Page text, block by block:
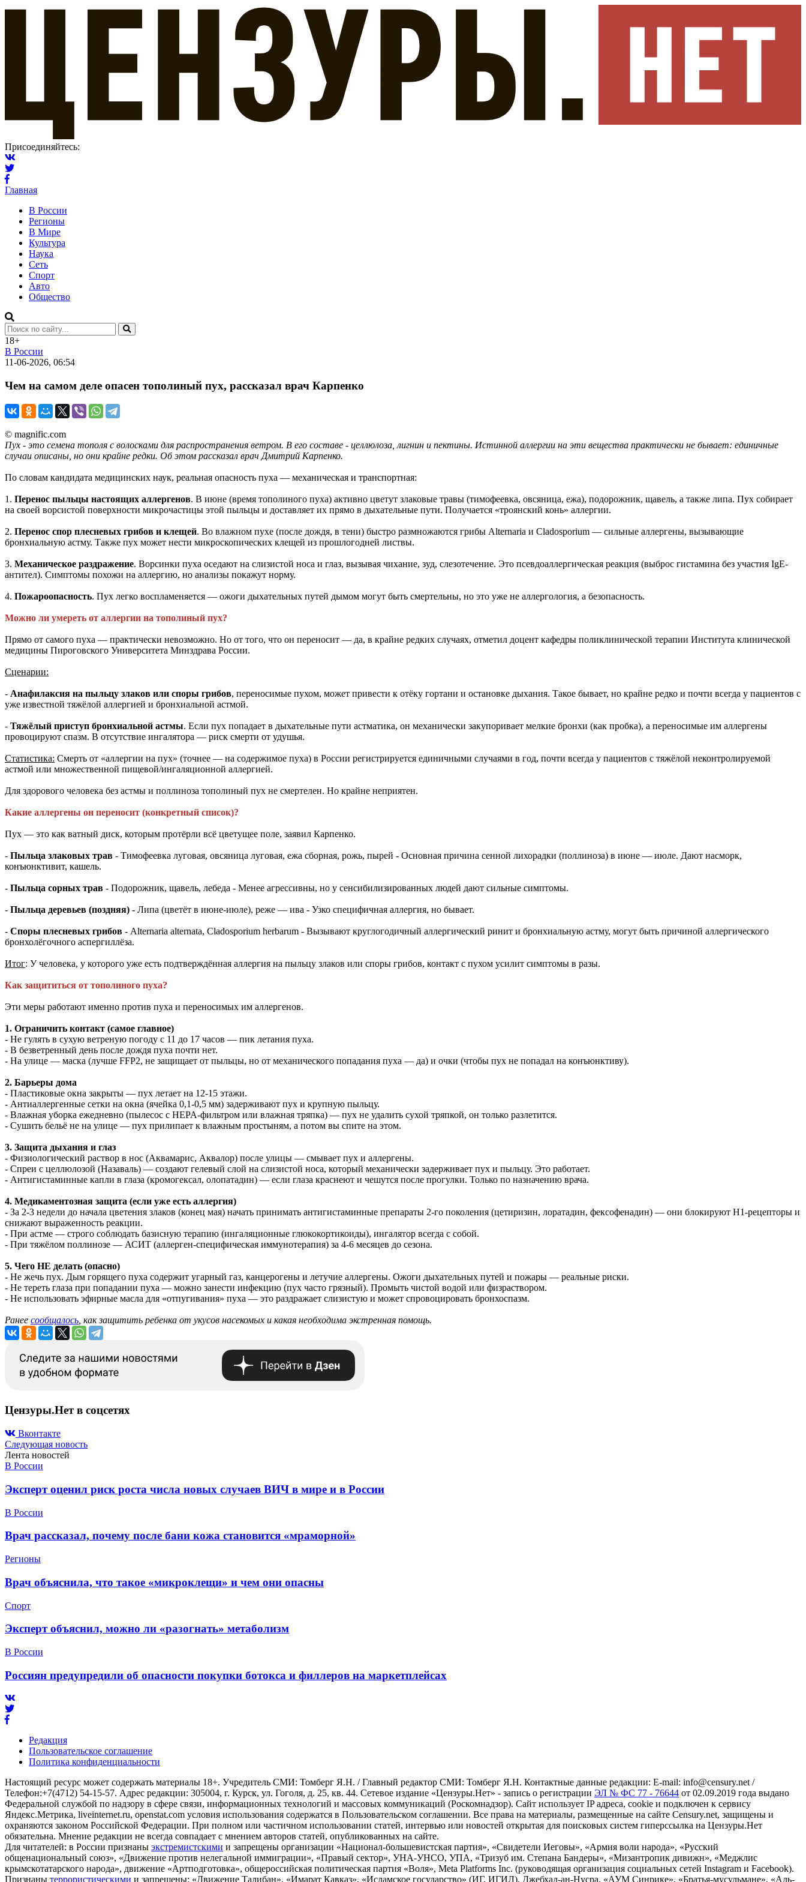
Присоединяйтесь:
Главная
В России
Регионы
В Мире
Культура
Наука
Сеть
Спорт
Авто
Общество
18+
В России
11-06-2026, 06:54
Чем на самом деле опасен тополиный пух, рассказал врач Карпенко
© magnific.com
Пух - это семена тополя с волосками для распространения ветром. В его составе - целлюлоза, лигнин и пектины. Истинной аллергии на эти вещества практически не бывает: единичные
случаи описаны, но они крайне редки. Об этом рассказал врач Дмитрий Карпенко.
По словам кандидата медицинских наук, реальная опасность пуха — механическая и транспортная:
1. Перенос пыльцы настоящих аллергенов. В июне (время тополиного пуха) активно цветут злаковые травы (тимофеевка, овсяница, ежа), подорожник, щавель, а также липа. Пух собирает
на своей ворсистой поверхности микрочастицы этой пыльцы и доставляет их прямо в дыхательные пути. Получается «троянский конь» аллергии.
2. Перенос спор плесневых грибов и клещей. Во влажном пухе (после дождя, в тени) быстро размножаются грибы Alternaria и Cladosporium — сильные аллергены, вызывающие
бронхиальную астму. Также пух может нести микроскопических клещей из прошлогодней листвы.
3. Механическое раздражение. Ворсинки пуха оседают на слизистой носа и глаз, вызывая чихание, зуд, слезотечение. Это псевдоаллергическая реакция (выброс гистамина без участия IgE-
антител). Симптомы похожи на аллергию, но анализы покажут норму.
4. Пожароопасность. Пух легко воспламеняется — ожоги дыхательных путей дымом могут быть смертельны, но это уже не аллергология, а безопасность.
Можно ли умереть от аллергии на тополиный пух?
Прямо от самого пуха — практически невозможно. Но от того, что он переносит — да, в крайне редких случаях, отметил доцент кафедры поликлинической терапии Института клинической
медицины Пироговского Университета Минздрава России.
Сценарии:
- Анафилаксия на пыльцу злаков или споры грибов, переносимые пухом, может привести к отёку гортани и остановке дыхания. Такое бывает, но крайне редко и почти всегда у пациентов с
уже известной тяжёлой аллергией и бронхиальной астмой.
- Тяжёлый приступ бронхиальной астмы. Если пух попадает в дыхательные пути астматика, он механически закупоривает мелкие бронхи (как пробка), а переносимые им аллергены
провоцируют спазм. В отсутствие ингалятора — риск смерти от удушья.
Статистика: Смерть от «аллергии на пух» (точнее — на содержимое пуха) в России регистрируется единичными случаями в год, почти всегда у пациентов с тяжёлой неконтролируемой
астмой или множественной пищевой/ингаляционной аллергией.
Для здорового человека без астмы и поллиноза тополиный пух не смертелен. Но крайне неприятен.
Какие аллергены он переносит (конкретный список)?
Пух — это как ватный диск, которым протёрли всё цветущее поле, заявил Карпенко.
- Пыльца злаковых трав - Тимофеевка луговая, овсяница луговая, ежа сборная, рожь, пырей - Основная причина сенной лихорадки (поллиноза) в июне — июле. Дают насморк,
конъюнктивит, кашель.
- Пыльца сорных трав - Подорожник, щавель, лебеда - Менее агрессивны, но у сенсибилизированных людей дают сильные симптомы.
- Пыльца деревьев (поздняя) - Липа (цветёт в июне-июле), реже — ива - Узко специфичная аллергия, но бывает.
- Споры плесневых грибов - Alternaria alternata, Cladosporium herbarum - Вызывают круглогодичный аллергический ринит и бронхиальную астму, могут быть причиной аллергического
бронхолёгочного аспергиллёза.
Итог: У человека, у которого уже есть подтверждённая аллергия на пыльцу злаков или споры грибов, контакт с пухом усилит симптомы в разы.
Как защититься от тополиного пуха?
Эти меры работают именно против пуха и переносимых им аллергенов.
1. Ограничить контакт (самое главное)
- Не гулять в сухую ветреную погоду с 11 до 17 часов — пик летания пуха.
- В безветренный день после дождя пуха почти нет.
- На улице — маска (лучше FFP2, не защищает от пыльцы, но от механического попадания пуха — да) и очки (чтобы пух не попадал на конъюнктиву).
2. Барьеры дома
- Пластиковые окна закрыты — пух летает на 12-15 этажи.
- Антиаллергенные сетки на окна (ячейка 0,1-0,5 мм) задерживают пух и крупную пыльцу.
- Влажная уборка ежедневно (пылесос с HEPA-фильтром или влажная тряпка) — пух не удалить сухой тряпкой, он только разлетится.
- Сушить бельё не на улице — пух прилипает к влажным простыням, а потом вы спите на этом.
3. Защита дыхания и глаз
- Физиологический раствор в нос (Аквамарис, Аквалор) после улицы — смывает пух и аллергены.
- Спреи с целлюлозой (Назаваль) — создают гелевый слой на слизистой носа, который механически задерживает пух и пыльцу. Это работает.
- Антигистаминные капли в глаза (кромогексал, олопатадин) — если глаза краснеют и чешутся после прогулки. Только по назначению врача.
4. Медикаментозная защита (если уже есть аллергия)
- За 2-3 недели до начала цветения злаков (конец мая) начать принимать антигистаминные препараты 2-го поколения (цетиризин, лоратадин, фексофенадин) — они блокируют H1-рецепторы и
снижают выраженность реакции.
- При астме — строго соблюдать базисную терапию (ингаляционные глюкокортикоиды), ингалятор всегда с собой.
- При тяжёлом поллинозе — АСИТ (аллерген-специфическая иммунотерапия) за 4-6 месяцев до сезона.
5. Чего НЕ делать (опасно)
- Не жечь пух. Дым горящего пуха содержит угарный газ, канцерогены и летучие аллергены. Ожоги дыхательных путей и пожары — реальные риски.
- Не тереть глаза при попадании пуха — можно занести инфекцию (пух часто грязный). Промыть чистой водой или физраствором.
- Не использовать эфирные масла для «отпугивания» пуха — это раздражает слизистую и может спровоцировать бронхоспазм.
Ранее сообщалось , как защитить ребенка от укусов насекомых и какая необходима экстренная помощь.
Цензуры.Нет в соцсетях
Вконтакте
Следующая новость
Лента новостей
В России
Эксперт оценил риск роста числа новых случаев ВИЧ в мире и в России
В России
Врач рассказал, почему после бани кожа становится «мраморной»
Регионы
Врач объяснила, что такое «микроклещи» и чем они опасны
Спорт
Эксперт объяснил, можно ли «разогнать» метаболизм
В России
Россиян предупредили об опасности покупки ботокса и филлеров на маркетплейсах
Редакция
Пользовательское соглашение
Политика конфиденциальности
Настоящий ресурс может содержать материалы 18+. Учредитель СМИ: Томберг Я.Н. / Главный редактор СМИ: Томберг Я.Н. Контактные данные редакции: E-mail: info@censury.net /
Телефон:+7(4712) 54-15-57. Адрес редакции: 305004, г. Курск, ул. Гоголя, д. 25, кв. 44. Сетевое издание «Цензуры.Нет» - запись о регистрации ЭЛ № ФС 77 - 76644 от 02.09.2019 года выдано
Федеральной службой по надзору в сфере связи, информационных технологий и массовых коммуникаций (Роскомнадзор). Сайт использует IP адреса, cookie и подключен к сервису
Яндекс.Метрика, liveinternet.ru, openstat.com условия использования содержатся в Пользовательском соглашении. Все права на материалы, размещенные на сайте Censury.net, защищены и
охраняются законом Российской Федерации. При полном или частичном использовании статей, интервью или новостей открытая для поисковых систем гиперссылка на Цензуры.Нет
обязательна. Мнение редакции не всегда совпадает с мнением авторов статей, опубликованных на сайте.
Для читателей: в России признаны экстремистскими и запрещены организации «Национал-большевистская партия», «Свидетели Иеговы», «Армия воли народа», «Русский
общенациональный союз», «Движение против нелегальной иммиграции», «Правый сектор», УНА-УНСО, УПА, «Тризуб им. Степана Бандеры», «Мизантропик дивижн», «Меджлис
крымскотатарского народа», движение «Артподготовка», общероссийская политическая партия «Воля», Meta Platforms Inc. (руководящая организация социальных сетей Instagram и Facebook).
Признаны террористическими и запрещены: «Движение Талибан», «Имарат Кавказ», «Исламское государство» (ИГ, ИГИЛ), Джебхад-ан-Нусра, «АУМ Синрике», «Братья-мусульмане», «Аль-